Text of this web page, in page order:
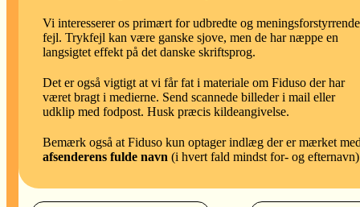
Vi interesserer os primært for udbredte og meningsforstyrrende
fejl. Trykfejl kan være ganske sjove, men de har næppe en
langsigtet effekt på det danske skriftsprog.
Det er også vigtigt at vi får fat i materiale om Fiduso der har
været bragt i medierne. Send scannede billeder i mail eller
udklip med fodpost. Husk præcis kildeangivelse.
Bemærk også at Fiduso kun optager indlæg der er mærket
afsenderens fulde navn (i hvert fald mindst for- og